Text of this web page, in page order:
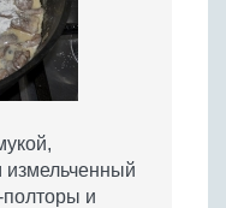
полторы и